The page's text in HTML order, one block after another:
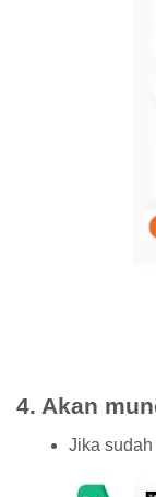
4. Akan
Jika sudah